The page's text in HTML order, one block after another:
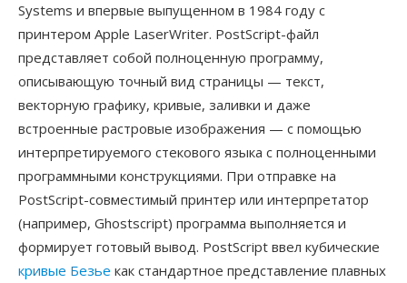
Systems и впервые выпущенном в 1984 году с
принтером Apple LaserWriter. PostScript-файл
представляет собой полноценную программу,
описывающую точный вид страницы — текст,
векторную графику, кривые, заливки и даже
встроенные растровые изображения — с помощью
интерпретируемого стекового языка с полноценными
программными конструкциями. При отправке на
PostScript-совместимый принтер или интерпретатор
(например, Ghostscript) программа выполняется и
формирует готовый вывод. PostScript ввел кубические
кривые Безье как стандартное представление плавных